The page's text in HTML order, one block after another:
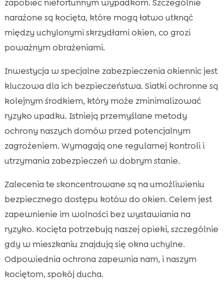
zapobiec niefortunnym wypadkom. Szczególnie
narażone są kocięta, które mogą łatwo utknąć
między uchylonymi skrzydłami okien, co grozi
poważnym obrażeniami.
Inwestycja w specjalne zabezpieczenia okiennic jest
kluczowa dla ich bezpieczeństwa. Siatki ochronne są
kolejnym środkiem, który może zminimalizować
ryzyko upadku. Istnieją przemyślane metody
ochrony naszych domów przed potencjalnym
zagrożeniem. Wymagają one regularnej kontroli i
utrzymania zabezpieczeń w dobrym stanie.
Zalecenia te skoncentrowane są na umożliwieniu
bezpiecznego dostępu kotów do okien. Celem jest
zapewnienie im wolności bez wystawiania na
ryzyko. Kocięta potrzebują naszej opieki, szczególnie
gdy w mieszkaniu znajdują się okna uchylne.
Odpowiednia ochrona zapewnia nam, i naszym
kociętom, spokój ducha.